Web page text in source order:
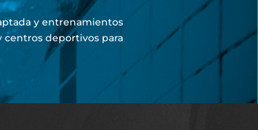
y entrenamientos
centros deportivos para